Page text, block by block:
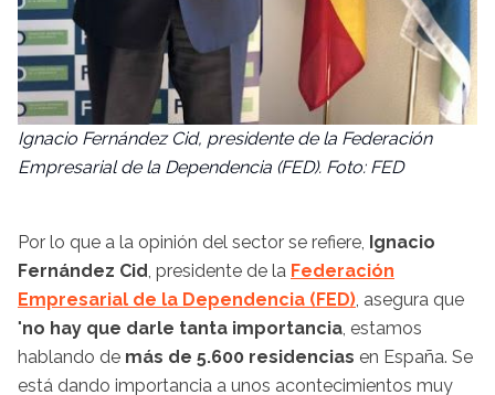
Ignacio Fernández Cid, presidente de la Federación
Empresarial de la Dependencia (FED). Foto: FED
Por lo que a la opinión del sector se refiere, Ignacio
Fernández Cid, presidente de la Federación
Empresarial de la Dependencia (FED), asegura que
"no hay que darle tanta importancia, estamos
hablando de más de 5.600 residencias en España. Se
está dando importancia a unos acontecimientos muy